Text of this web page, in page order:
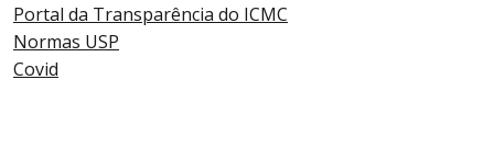
Portal da Transparência do ICMC
Normas USP
Covid